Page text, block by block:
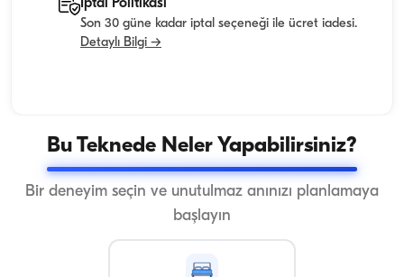
İptal Politikası
Son 30 güne kadar iptal seçeneği ile ücret iadesi.
Detaylı Bilgi →
Bu Teknede Neler Yapabilirsiniz?
Bir deneyim seçin ve unutulmaz anınızı planlamaya
başlayın